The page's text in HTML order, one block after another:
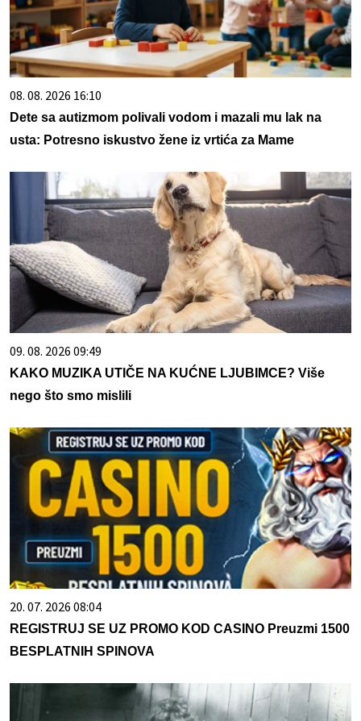
08. 08. 2026 16:10
Dete sa autizmom polivali vodom i mazali mu lak na
usta: Potresno iskustvo žene iz vrtića za Mame
09. 08. 2026 09:49
KAKO MUZIKA UTIČE NA KUĆNE LJUBIMCE? Više
nego što smo mislili
20. 07. 2026 08:04
REGISTRUJ SE UZ PROMO KOD CASINO Preuzmi 1500
BESPLATNIH SPINOVA